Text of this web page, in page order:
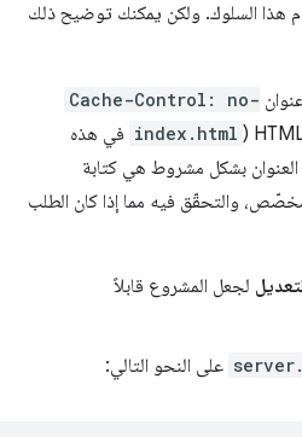
هذا السلوك. ولكن يمكنك توضيح ذلك
Cache-Control: no-
index.html في هذه
بشكل مشروط هي كتابة
والتحقّق فيه مما إذا كان الطلب
لجعل المشروع قابلاً
على النحو التالي: